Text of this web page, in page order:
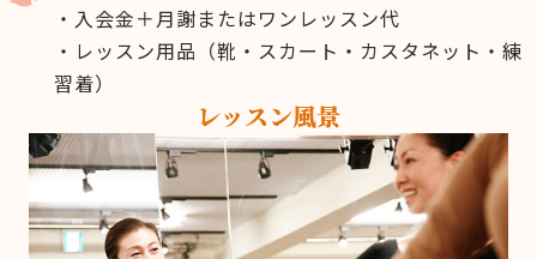
・入会金＋月謝またはワンレッスン代
・レッスン用品（靴・スカート・カスタネット・練
習着）
レッスン風景